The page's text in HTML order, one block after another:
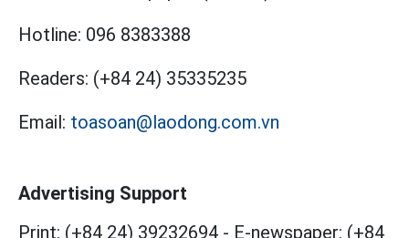
Hotline: 096 8383388
Readers: (+84 24) 35335235
Email: toasoan@laodong.com.vn
Advertising Support
Print: (+84 24) 39232694 - E-newspaper: (+84